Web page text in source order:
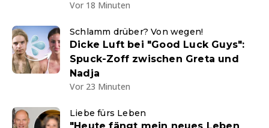
Vor 18 Minuten
Schlamm drüber? Von wegen!
Dicke Luft bei "Good Luck Guys":
Spuck-Zoff zwischen Greta und
Nadja
Vor 23 Minuten
Liebe fürs Leben